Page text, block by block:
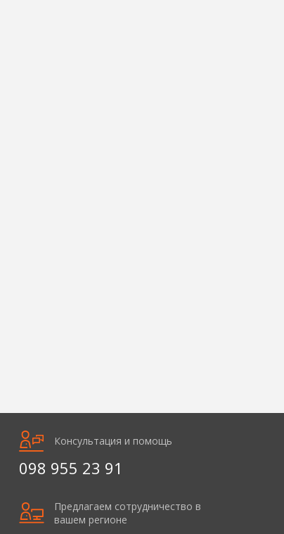
Консультация и помощь
098 955 23 91
Предлагаем сотрудничество в
вашем регионе